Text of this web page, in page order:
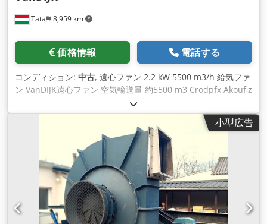
Tata 8,959 km
価格情報 電話する
コンディション: 中古, 遠心ファン 2.2 kW 5500 m3/h 給気ファ
ン VanDIJK遠心ファン 空気輸送量 約5500 m3 Crodpfx Akoufiz
Rotef ステンレス製インペラ プラスチックハウジング ダイレク
トドライブ モーター 2.2 kW 380/220 V 回転数：2830/分 圧力
側パイプ径: 250 mm 吸引側パイプ 200 mm
小型広告